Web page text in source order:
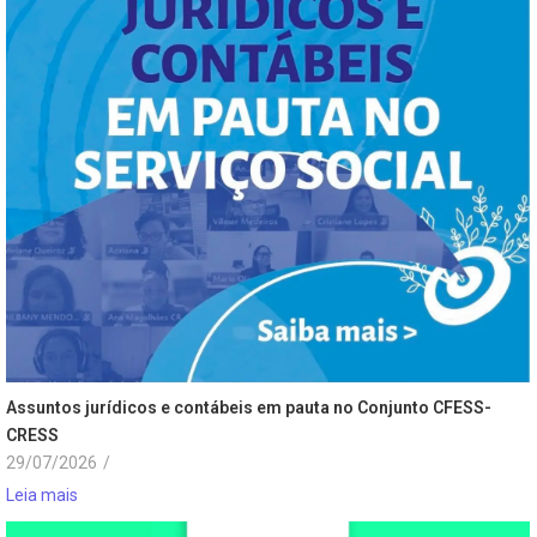
Assuntos jurídicos e contábeis em pauta no Conjunto CFESS-
CRESS
29/07/2026 /
Leia mais